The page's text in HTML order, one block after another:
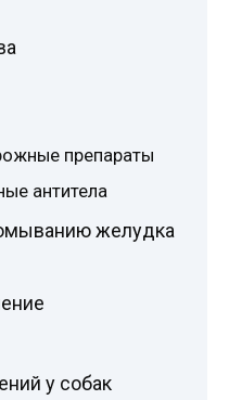
препараты
антитела
желудка
у собак